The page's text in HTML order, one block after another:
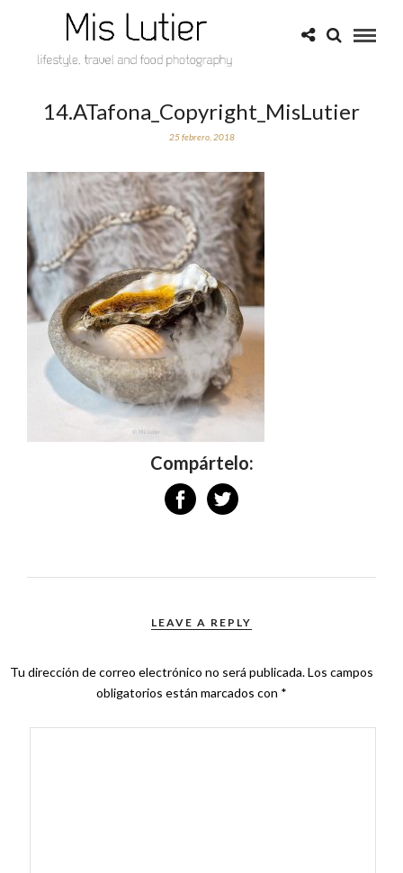
14.ATafona_Copyright_MisLutier
25 febrero, 2018
Compártelo:
LEAVE A REPLY
Tu dirección de correo electrónico no será publicada.Los campos
obligatorios están marcados con *